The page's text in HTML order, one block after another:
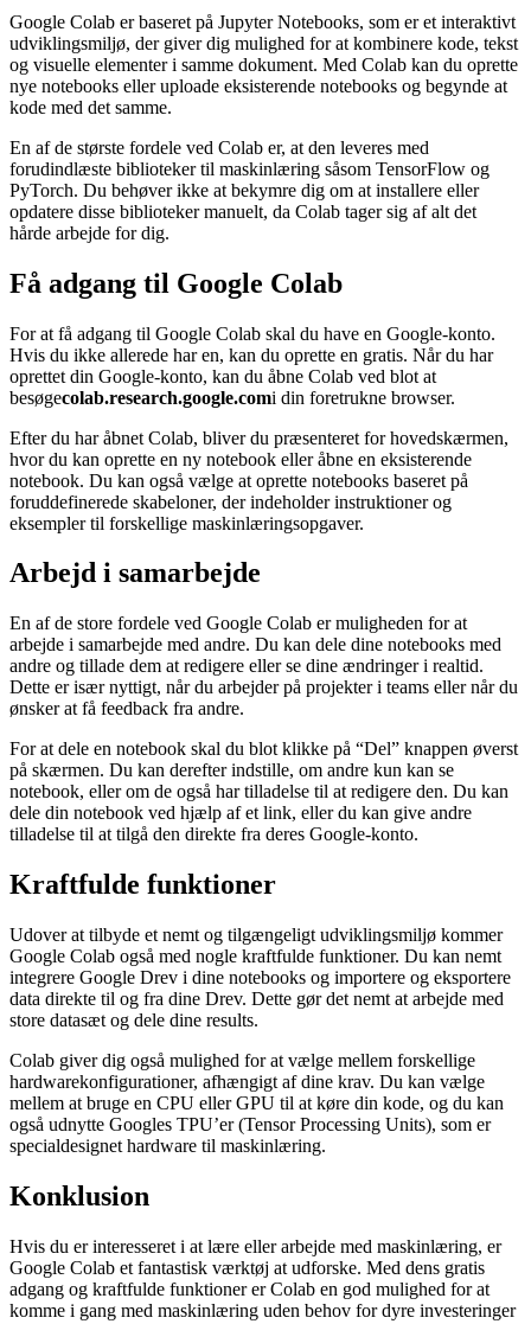
Google Colab er baseret på Jupyter Notebooks, som er et interaktivt
udviklingsmiljø, der giver dig mulighed for at kombinere kode, tekst
og visuelle elementer i samme dokument. Med Colab kan du oprette
nye notebooks eller uploade eksisterende notebooks og begynde at
kode med det samme.
En af de største fordele ved Colab er, at den leveres med
forudindlæste biblioteker til maskinlæring såsom TensorFlow og
PyTorch. Du behøver ikke at bekymre dig om at installere eller
opdatere disse biblioteker manuelt, da Colab tager sig af alt det
hårde arbejde for dig.
Få adgang til Google Colab
For at få adgang til Google Colab skal du have en Google-konto.
Hvis du ikke allerede har en, kan du oprette en gratis. Når du har
oprettet din Google-konto, kan du åbne Colab ved blot at
besøgecolab.research.google.comi din foretrukne browser.
Efter du har åbnet Colab, bliver du præsenteret for hovedskærmen,
hvor du kan oprette en ny notebook eller åbne en eksisterende
notebook. Du kan også vælge at oprette notebooks baseret på
foruddefinerede skabeloner, der indeholder instruktioner og
eksempler til forskellige maskinlæringsopgaver.
Arbejd i samarbejde
En af de store fordele ved Google Colab er muligheden for at
arbejde i samarbejde med andre. Du kan dele dine notebooks med
andre og tillade dem at redigere eller se dine ændringer i realtid.
Dette er især nyttigt, når du arbejder på projekter i teams eller når du
ønsker at få feedback fra andre.
For at dele en notebook skal du blot klikke på “Del” knappen øverst
på skærmen. Du kan derefter indstille, om andre kun kan se
notebook, eller om de også har tilladelse til at redigere den. Du kan
dele din notebook ved hjælp af et link, eller du kan give andre
tilladelse til at tilgå den direkte fra deres Google-konto.
Kraftfulde funktioner
Udover at tilbyde et nemt og tilgængeligt udviklingsmiljø kommer
Google Colab også med nogle kraftfulde funktioner. Du kan nemt
integrere Google Drev i dine notebooks og importere og eksportere
data direkte til og fra dine Drev. Dette gør det nemt at arbejde med
store datasæt og dele dine results.
Colab giver dig også mulighed for at vælge mellem forskellige
hardwarekonfigurationer, afhængigt af dine krav. Du kan vælge
mellem at bruge en CPU eller GPU til at køre din kode, og du kan
også udnytte Googles TPU’er (Tensor Processing Units), som er
specialdesignet hardware til maskinlæring.
Konklusion
Hvis du er interesseret i at lære eller arbejde med maskinlæring, er
Google Colab et fantastisk værktøj at udforske. Med dens gratis
adgang og kraftfulde funktioner er Colab en god mulighed for at
komme i gang med maskinlæring uden behov for dyre investeringer